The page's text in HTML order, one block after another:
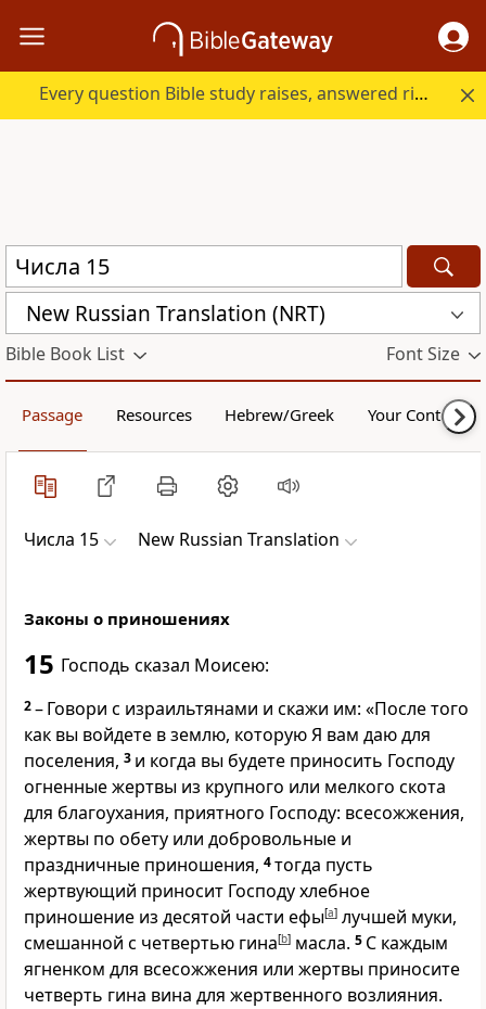
Every question Bible study raises, answered right here.
New Russian Translation (NRT)
Bible Book List Font Size
Passage Resources Hebrew/Greek Your Content
Числа 15 New Russian Translation
Законы о приношениях
15 Господь сказал Моисею:
2– Говори с израильтянами и скажи им: «После того
как вы войдете в землю, которую Я вам даю для
поселения, 3 и когда вы будете приносить Господу
огненные жертвы из крупного или мелкого скота
для благоухания, приятного Господу: всесожжения,
жертвы по обету или добровольные и
праздничные приношения, 4тогда пусть
жертвующий приносит Господу хлебное
приношение из десятой части ефы[a] лучшей муки,
смешанной с четвертью гина[b] масла. 5 С каждым
ягненком для всесожжения или жертвы приносите
четверть гина вина для жертвенного возлияния.